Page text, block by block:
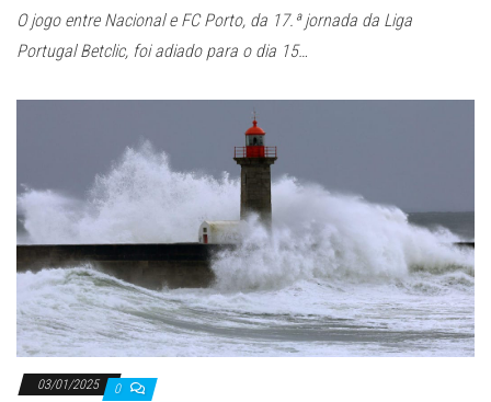
O jogo entre Nacional e FC Porto, da 17.ª jornada da Liga
Portugal Betclic, foi adiado para o dia 15…
03/01/2025 0